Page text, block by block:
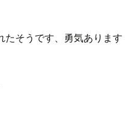
たそうです、勇気あります